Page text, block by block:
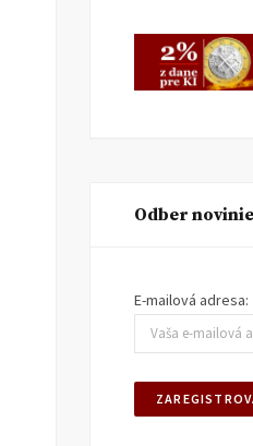
Odber
E-mailová adresa: